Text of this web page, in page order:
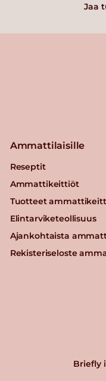
Jaa
Ammattilaisille
Reseptit
Ammattikeittiöt
Tuotteet
Elintarviketeollisuus
Ajankohtaista
Rekisteriseloste
Briefly